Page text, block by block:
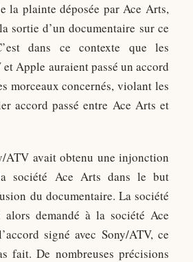
la plainte déposée par Ace Arts,
sortie d’un documentaire sur ce
dans ce contexte que les
Apple auraient passé un accord
morceaux concernés, violant les
accord passé entre Ace Arts et
ATV avait obtenu une injonction
société Ace Arts dans le but
du documentaire. La société
alors demandé à la société Ace
signé avec Sony/ATV, ce
fait. De nombreuses précisions